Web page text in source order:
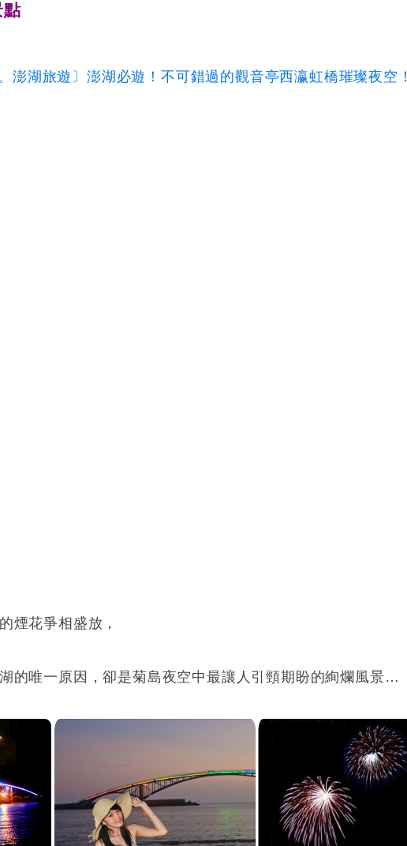
點
澎湖旅遊〕澎湖必遊！不可錯過的觀音亭西瀛虹橋璀璨夜空！
煙花爭相盛放，
的唯一原因，卻是菊島夜空中最讓人引頸期盼的絢爛風景…